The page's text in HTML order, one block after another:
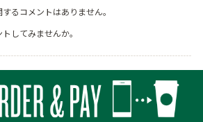
るコメントはありません。
してみませんか。